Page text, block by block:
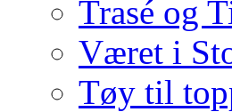
Trasé og
Været i
Tøy til